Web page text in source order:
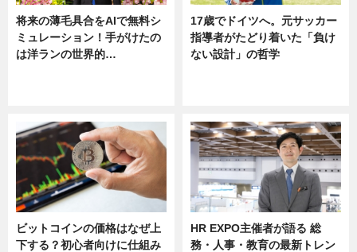
将来の薄毛具合をAIで無料シ
ミュレーション！手がけたの
は洋ランの世界的…
17歳でドイツへ。元サッカー
指導者がたどり着いた「負け
ない設計」の哲学
ビットコインの価格はなぜ上
下する？初心者向けに仕組み
HR EXPO主催者が語る 総
務・人事・教育の最新トレン